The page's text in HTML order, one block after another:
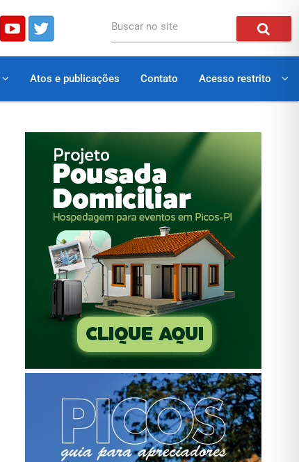
Buscar no site
Atos e publicações Contato Acesso restrito